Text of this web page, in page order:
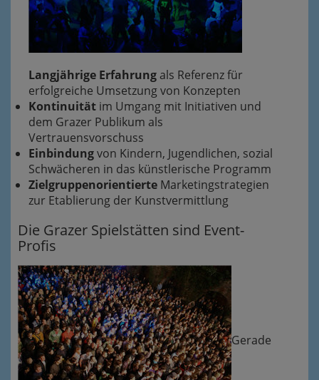
Langjährige Erfahrungals Referenz für
erfolgreiche Umsetzung von Konzepten
Kontinuität im Umgang mit Initiativen und
dem Grazer Publikum als
Vertrauensvorschuss
Einbindungvon Kindern, Jugendlichen, sozial
Schwächeren in das künstlerische Programm
Zielgruppenorientierte Marketingstrategien
zur Etablierung der Kunstvermittlung
Die Grazer Spielstätten sind Event-
Profis
Gerade